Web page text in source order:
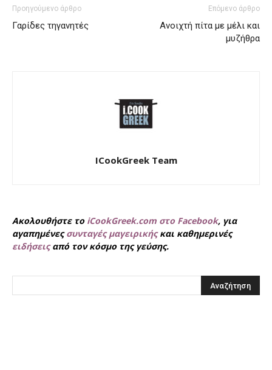
Προηγούμενο άρθρο
Γαρίδες τηγανητές
Επόμενο άρθρο
Ανοιχτή πίτα με μέλι και
μυζήθρα
ICookGreek Team
Ακολουθήστε το iCookGreek.com στο Facebook, για
αγαπημένεςσυνταγές μαγειρικήςκαι καθημερινές
ειδήσειςαπό τον κόσμο της γεύσης.